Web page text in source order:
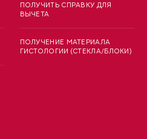
ПОЛУЧИТЬ СПРАВКУ ДЛЯ
ВЫЧЕТА
ПОЛУЧЕНИЕ МАТЕРИАЛА
ГИСТОЛОГИИ (СТЕКЛА/БЛОКИ)